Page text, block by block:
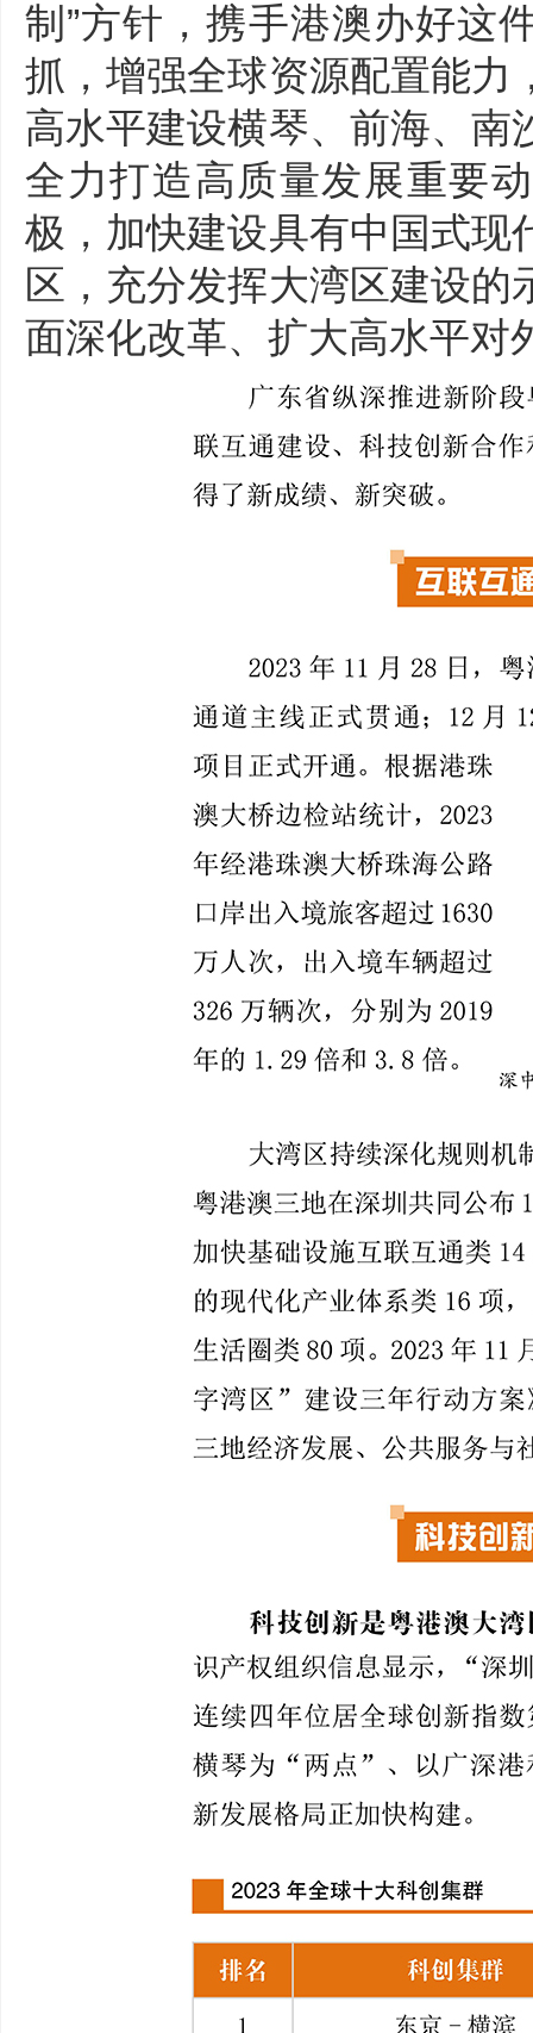
制”方针，携手港澳办好这
抓，增强全球资源配置能力
高水平建设横琴、前海、南
全力打造高质量发展重要
极，加快建设具有中国式现
区，充分发挥大湾区建设
面深化改革、扩大高水平对
​2023广东省情概要（目录）